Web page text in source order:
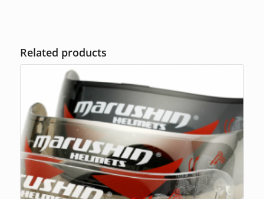
Related products